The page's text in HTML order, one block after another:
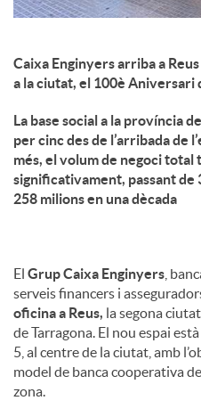
Caixa Enginyers arriba a
a la ciutat, el 100è Aniversari
La base social a la província
per cinc des de l’arribada de
més, el volum de negoci
significativament, passant de
258 milions en una dècada
El Grup Caixa Enginyers ,
serveis financers i
oficina a Reus, la segona
de Tarragona. El nou espai
5, al centre de la ciutat, amb
model de banca cooperativa
zona.